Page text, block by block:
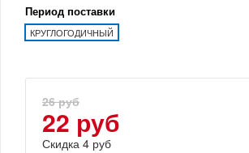
Период поставки
КРУГЛОГОДИЧНЫЙ
26 руб
22 руб
Скидка 4 руб